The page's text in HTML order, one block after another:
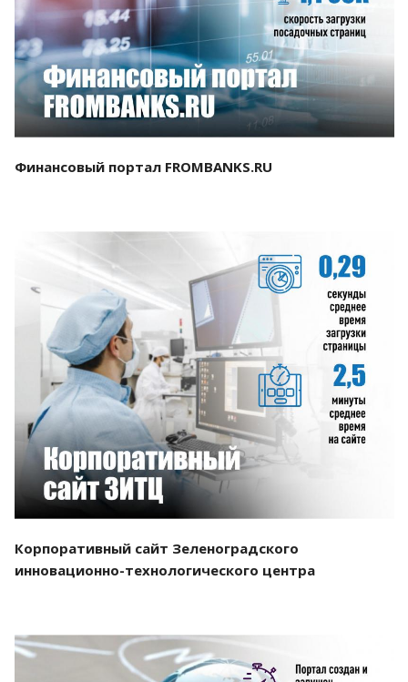
Смотреть проект
Финансовый портал FROMBANKS.RU
Смотреть проект
Корпоративный сайт Зеленоградского
инновационно-технологического центра